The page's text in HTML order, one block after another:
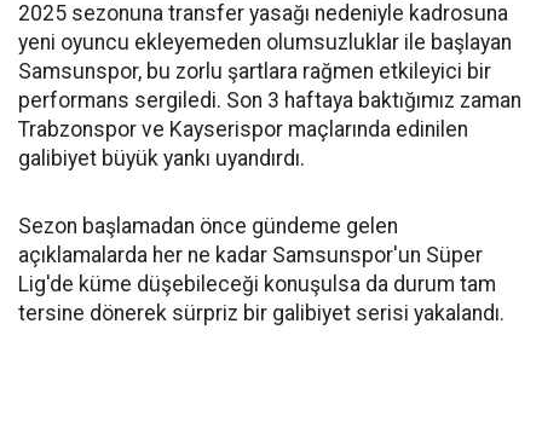
2025 sezonuna transfer yasağı nedeniyle kadrosuna
yeni oyuncu ekleyemeden olumsuzluklar ile başlayan
Samsunspor, bu zorlu şartlara rağmen etkileyici bir
performans sergiledi. Son 3 haftaya baktığımız zaman
Trabzonspor ve Kayserispor maçlarında edinilen
galibiyet büyük yankı uyandırdı.
Sezon başlamadan önce gündeme gelen
açıklamalarda her ne kadar Samsunspor'un Süper
Lig'de küme düşebileceği konuşulsa da durum tam
tersine dönerek sürpriz bir galibiyet serisi yakalandı.